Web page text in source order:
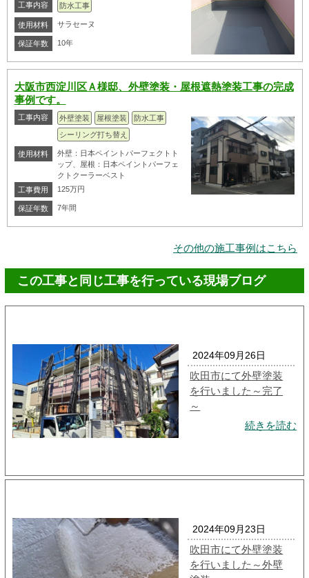
工事内容 防水工事
使用材料 サラセーヌ
保証年数 10年
大阪市西淀川区Ａ様邸、外壁塗装・屋根遮熱塗装工事の完成
事例です。
工事内容 外壁塗装 屋根塗装
防水工事
シーリング打ち替え
使用材料
外壁：日本ペイントパーフェクトト
ップ、屋根：日本ペイントパーフェ
クトクーラーベスト
工事費用
125万円
保証年数 7年間
その他の施工事例はこちら
この工事と同じ工事を行っている現場ブログ
2024年09月26日
吹田市にて外壁塗装
を行いました～完了
～
続きを読む
2024年09月23日
吹田市にて外壁塗装
を行いました～外壁